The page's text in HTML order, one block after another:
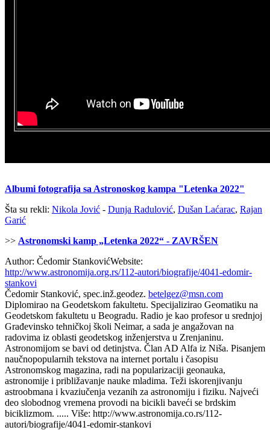
Albumi fotografija sa Astronoskog kampa "Letenka 2022"
Šta su rekli: Nikola Jović - Dunja Radulović, Dušan Laćarac, Rajan
Garić
>> Astronomski kamp „Letenka 2022“ - ZAVRŠEN
Author: Čedomir StankovićWebsite:
http://www.astronomija.org.rs/112-autori/biografije/4041-edomir-
stankovi
Čedomir Stanković, spec.inž.geodez. betelgez​@​msn.com
Diplomirao na Geodetskom fakultetu. Specijalizirao Geomatiku na
Geodetskom fakultetu u Beogradu. Radio je kao profesor u srednjoj
Građevinsko tehničkoj školi Neimar, a sada je angažovan na
radovima iz oblasti geodetskog inženjerstva u Zrenjaninu.
Astronomijom se bavi od detinjstva. Član AD Alfa iz Niša. Pisanjem
naučnopopularnih tekstova na internet portalu i časopisu
Astronomskog magazina, radi na popularizaciji geonauka,
astronomije i približavanje nauke mladima. Teži iskorenjivanju
astroobmana i kvaziučenja vezanih za astronomiju i fiziku. Najveći
deo slobodnog vremena provodi na bicikli baveći se brdskim
biciklizmom. ..... Više: http://www.astronomija.co.rs/112-
autori/biografije/4041-edomir-stankovi